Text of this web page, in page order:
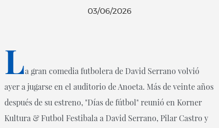
03/06/2026
La gran comedia futbolera de David Serrano volvió
ayer a jugarse en el auditorio de Anoeta. Más de veinte años
después de su estreno, "Días de fútbol" reunió en Korner
Kultura & Futbol Festibala a David Serrano, Pilar Castro y